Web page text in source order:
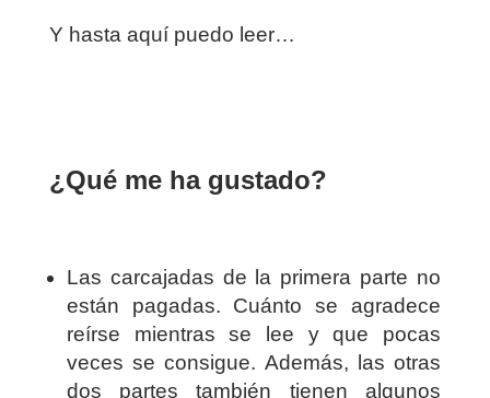
Y hasta aquí puedo leer…
¿Qué me ha gustado?
Las carcajadas de la primera parte no
están pagadas. Cuánto se agradece
reírse mientras se lee y que pocas
veces se consigue. Además, las otras
dos partes también tienen algunos